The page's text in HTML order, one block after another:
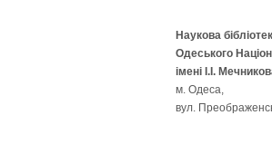
Наукова
Одеського
імені І.І.
м. Одеса,
вул.